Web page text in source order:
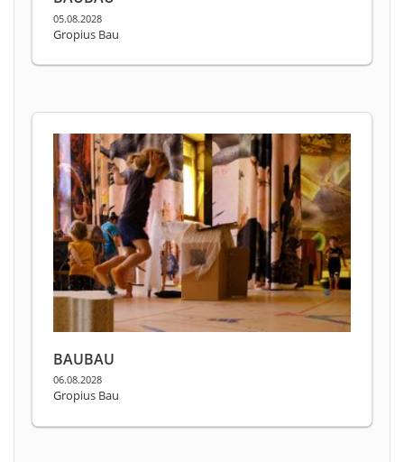
05.08.2028
Gropius Bau
BAUBAU
06.08.2028
Gropius Bau